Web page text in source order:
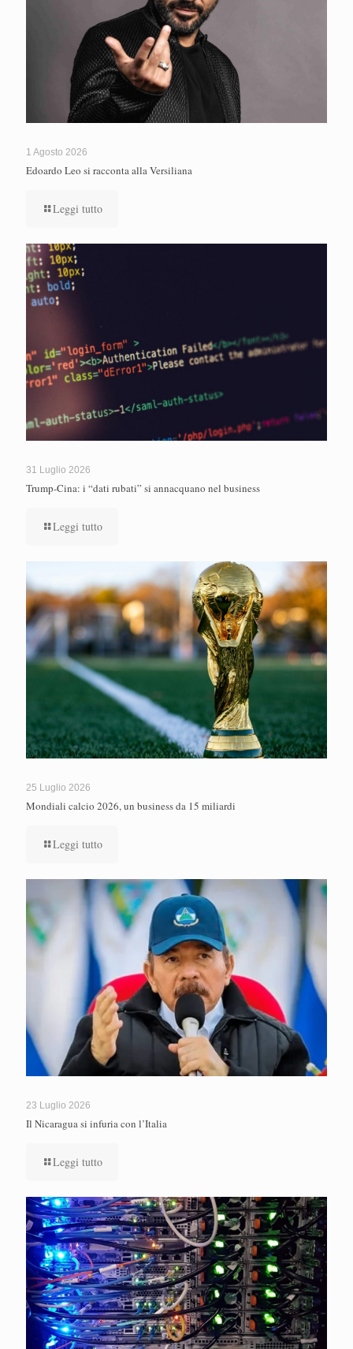
1 Agosto 2026
Edoardo Leo si racconta alla Versiliana
Leggi tutto
31 Luglio 2026
Trump-Cina: i “dati rubati” si annacquano nel business
Leggi tutto
25 Luglio 2026
Mondiali calcio 2026, un business da 15 miliardi
Leggi tutto
23 Luglio 2026
Il Nicaragua si infuria con l’Italia
Leggi tutto